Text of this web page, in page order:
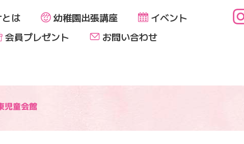
は 幼稚園出張講座
イベント
会員プレゼント
お問い合わせ
児童会館